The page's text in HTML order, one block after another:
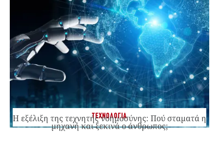
ΤΕΧΝΟΛΟΓΙΑ
Η εξέλιξη της τεχνητής νοημοσύνης: Πού σταματά η
μηχανή και ξεκινά ο άνθρωπος;